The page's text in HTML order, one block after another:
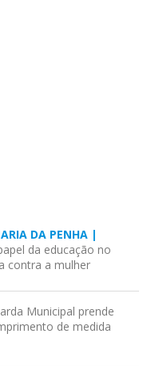
DA PENHA |
da educação no
contra a mulher
Municipal prende
de medida